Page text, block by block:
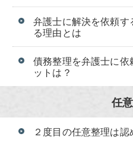
弁護士に解決を依頼す
る理由とは
債務整理を弁護士に依
ットは？
任
２度目の任意整理は認